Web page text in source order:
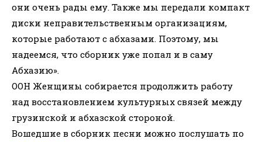
они очень рады ему. Также мы передали компакт
диски неправительственным организациям,
которые работают с абхазами. Поэтому, мы
надеемся, что сборник уже попал и в саму
Абхазию».
ООН Женщины собирается продолжить работу
над восстановлением культурных связей между
грузинской и абхазской стороной.
Вошедшие в сборник песни можно послушать по